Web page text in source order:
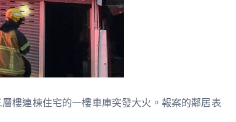
樓連棟住宅的一樓車庫突發大火。報案的鄰居表